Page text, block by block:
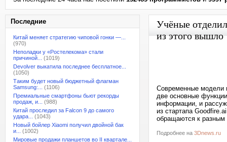
Последние
Китай меняет стратегию чиповой гонки —...
(970)
Неполадки у «Ростелекома» стали
причиной...
(1019)
Devolver выкатила последнее бесплатное...
(1050)
Таким будет новый бюджетный флагман
Samsung:...
(1106)
Премиальные смартфоны бьют рекорды
продаж, и...
(988)
Китай проследил за Falcon 9 до самого
удара...
(1043)
Новый бойлер Xiaomi получил двойной бак
и...
(1002)
Мировые продажи планшетов во II квартале...
Учёные
из этого вышло
Современные модели
две основные
информации, и
из стартапа
обращаются к разным
Подробнее на 3Dnews.ru